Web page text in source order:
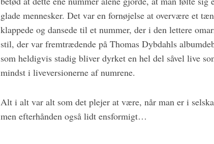
glade mennesker. Det var en fornøjelse at overvære et
klappede og dansede til et nummer, der i den lettere
stil, der var fremtrædende på Thomas Dybdahls
som heldigvis stadig bliver dyrket en hel del såvel live
mindst i liveversionerne af numrene.
Alt i alt var alt som det plejer at være, når man er i
men efterhånden også lidt ensformigt…